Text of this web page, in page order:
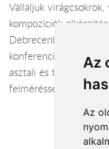
Az
Az
Vállaljuk
kompozíciók
Debrecenben és
konferenciák,
asztali és térbeli
felméréssel.